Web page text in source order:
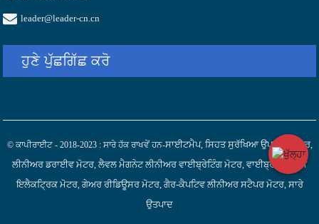
leader@leader-cn.cn
ਹੁਣੇ ਪੁੱਛਗਿੱਛ ਕਰੋ
© ਕਾਪੀਰਾਈਟ - 2018-2023 : ਸਾਰੇ ਹੱਕ ਰਾਖਵੇਂ ਹਨ-ਸਾਈਟਮੈਪ, ਸਿਹਤ ਸੁਰੱਖਿਆ ਉਪਕਰਣ ਮੋਟਰ,
ਲੀਨੀਅਰ ਡਰਾਈਵ ਮੋਟਰ, ਲੈਵਲ ਮੈਗਨੇਟ ਲੀਨੀਅਰ ਵਾਈਬ੍ਰੇਟਿੰਗ ਮੋਟਰ, ਵਾਈਬ੍ਰੇਸ਼ਨ ਮਿੰਨੀ
ਇਲੈਕਟ੍ਰਿਕ ਮੋਟਰ, ਗੇਅਰ ਰੀਡਿਊਸਰ ਮੋਟਰ, ਗੈਰ-ਕੈਪਟਿਵ ਲੀਨੀਅਰ ਸਟੈਪਰ ਮੋਟਰ, ਸਾਰੇ
ਉਤਪਾਦ